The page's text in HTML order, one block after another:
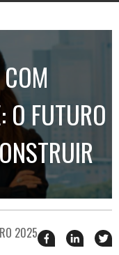
O FUTURO
2025 Compartilhar
esse esse